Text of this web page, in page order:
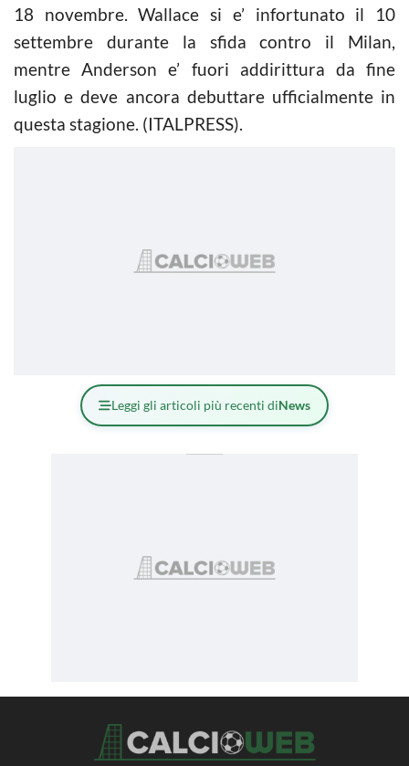
18 novembre. Wallace si e’ infortunato il 10
settembre durante la sfida contro il Milan,
mentre Anderson e’ fuori addirittura da fine
luglio e deve ancora debuttare ufficialmente in
questa stagione. (ITALPRESS).
Leggi gli articoli più recenti diNews